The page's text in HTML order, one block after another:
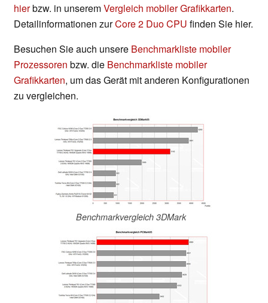
hierbzw. in unseremVergleich mobiler Grafikkarten.
Detailinformationen zurCore 2 Duo CPU finden Sie hier.
Besuchen Sie auch unsere Benchmarkliste mobiler
Prozessoren bzw. die Benchmarkliste mobiler
Grafikkarten, um das Gerät mit anderen Konfigurationen
zu vergleichen.
Benchmarkvergleich 3DMark